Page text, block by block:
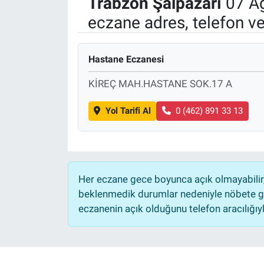
eczane adres, telefon
Hastane Eczanesi
KİREÇ MAH.HASTANE SOK.17 A
Yol Tarifi Al 0 (462) 891 33 13
Her eczane gece boyunca açık
beklenmedik durumlar nedeniyle nöbete
eczanenin açık olduğunu telefon